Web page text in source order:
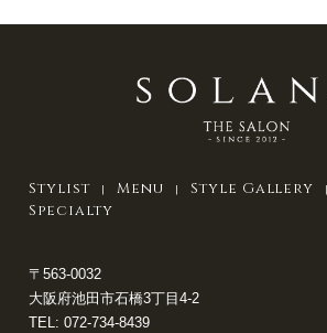
Stylist Menu Style Gallery
Specialty
〒563-0032
大阪府池田市石橋3丁目4-2
TEL: 072-734-8439